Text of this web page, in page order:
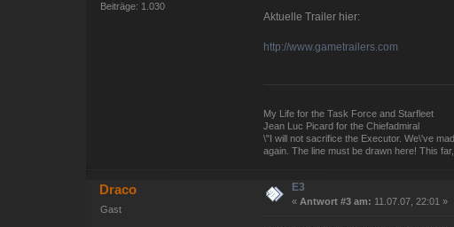
Beiträge: 1.030
Aktuelle Trailer hier:
http://www.gametrailers.com
My Life for the Task Force and Starfleet
Jean Luc Picard for the Chiefadmiral
\"I will not sacrifice the Executor. We\'ve
again. The line must be drawn here! This
Draco
Gast
E3
« Antwort #3 am: 11.07.07, 22:01 »